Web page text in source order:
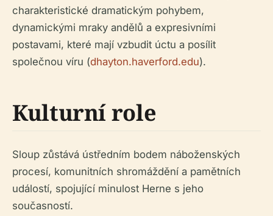
charakteristické dramatickým pohybem,
dynamickými mraky andělů a expresivními
postavami, které mají vzbudit úctu a posílit
společnou víru (dhayton.haverford.edu).
Kulturní role
Sloup zůstává ústředním bodem náboženských
procesí, komunitních shromáždění a pamětních
událostí, spojující minulost Herne s jeho
současností.